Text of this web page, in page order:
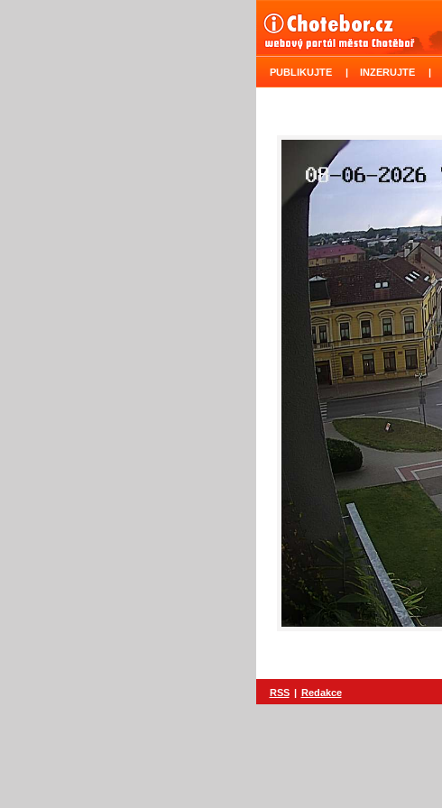
PUBLIKUJTE | INZERUJTE |
RSS | Redakce